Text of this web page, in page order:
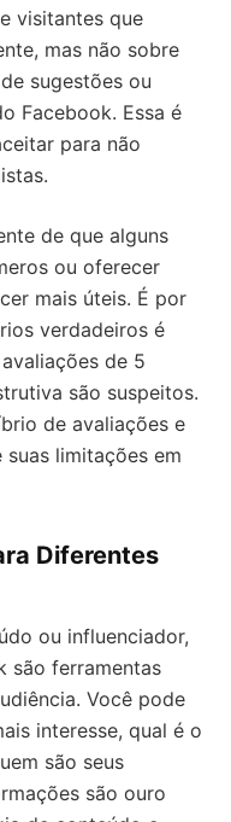
visitantes que
mas não sobre
sugestões ou
Facebook. Essa é
para não
de que alguns
ou oferecer
mais úteis. É por
verdadeiros é
de 5
são suspeitos.
de avaliações e
limitações em
Diferentes
ou influenciador,
são ferramentas
Você pode
interesse, qual é o
são seus
são ouro